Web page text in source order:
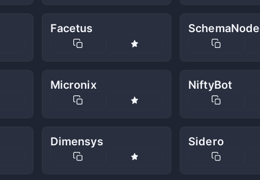
Facetus SchemaNode
Micronix NiftyBot
Dimensys Sidero